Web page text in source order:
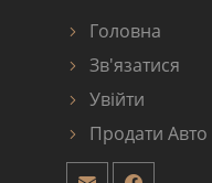
Головна
Зв'язатися
Увійти
Продати Авто